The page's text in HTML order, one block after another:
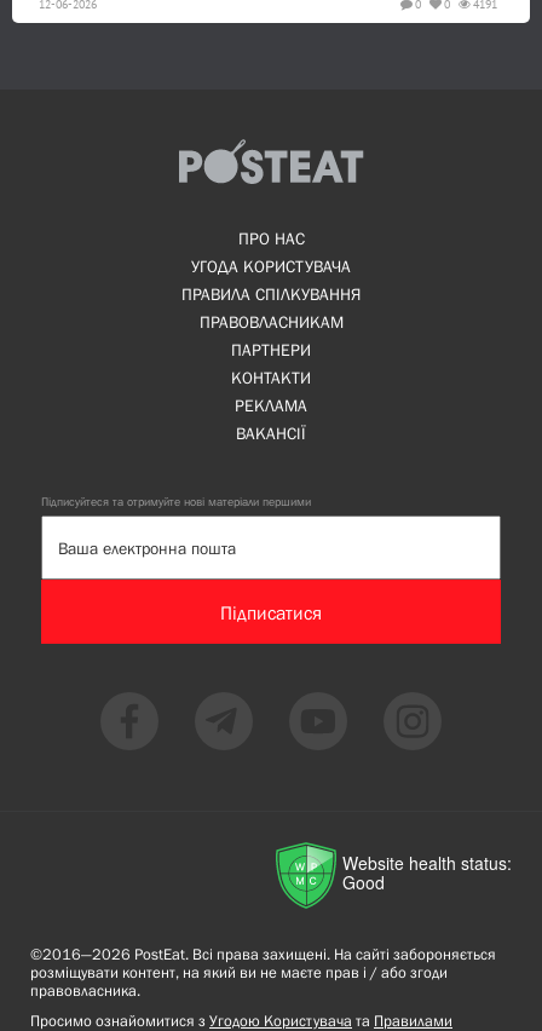
12-06-2026 4191
0
0
ПРО НАС
УГОДА КОРИСТУВАЧА
ПРАВИЛА СПІЛКУВАННЯ
ПРАВОВЛАСНИКАМ
ПАРТНЕРИ
КОНТАКТИ
РЕКЛАМА
ВАКАНСІЇ
Підписуйтеся та отримуйте нові матеріали першими
Підписатися
Website health status:
Good
©2016—2026 PostEat. Всі права захищені. На сайті забороняється
розміщувати контент, на який ви не маєте прав і / або згоди
правовласника.
Просимо ознайомитися з Угодою Користувача та Правилами